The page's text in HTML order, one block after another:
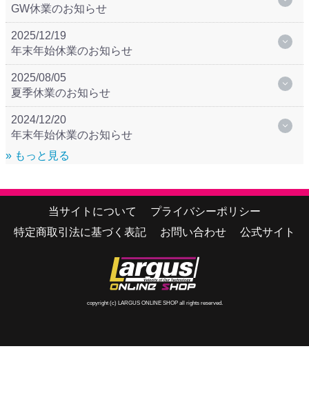
GW休業のお知らせ
2025/12/19
年末年始休業のお知らせ
2025/08/05
夏季休業のお知らせ
2024/12/20
年末年始休業のお知らせ
» もっと見る
当サイトについて
プライバシーポリシー
特定商取引法に基づく表記
お問い合わせ 公式サイト
copyright (c) LARGUS ONLINE SHOP all rights reserved.